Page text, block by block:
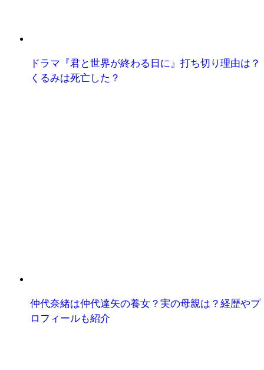
ドラマ『君と世界が終わる日に』打ち切り理由は？
くるみは死亡した？
仲代奈緒は仲代達矢の養女？実の母親は？経歴やプ
ロフィールも紹介